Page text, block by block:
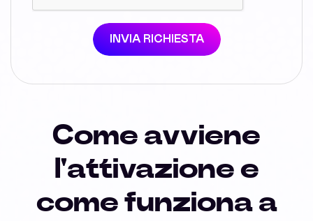
INVIA RICHIESTA
Come avviene
l'attivazione e
come funziona a